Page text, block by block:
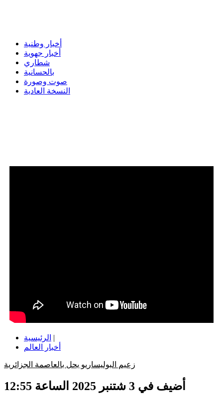
أخبار وطنية
أخبار جهوية
شطاري
بالحسانية
صوت وصورة
النسخة العادية
الرئيسية |
أخبار العالم
زعيم البوليساريو يحل بالعاصمة الجزائرية
أضيف في 3 شتنبر 2025 الساعة 12:55